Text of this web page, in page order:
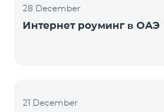
28 December
Интернет роуминг в ОАЭ
21 December